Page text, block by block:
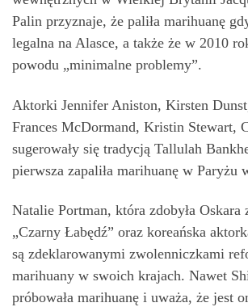
Palin przyznaje, że paliła marihuanę
legalna na Alasce, a także że w 2010
powodu „minimalne problemy”.
Aktorki Jennifer Aniston, Kirsten
Frances McDormand, Kristin Stewart,
sugerowały się tradycją Tallulah
pierwsza zapaliła marihuanę w Paryżu
Natalie Portman, która zdobyła
„Czarny Łabędź” oraz koreańska
są zdeklarowanymi zwolenniczkami
marihuany w swoich krajach. Nawet
próbowała marihuanę i uważa, że jest